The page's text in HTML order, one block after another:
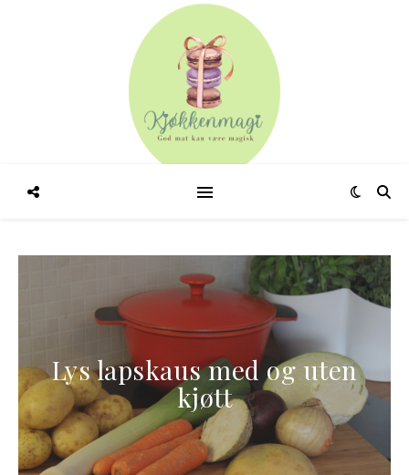
Kylling med smak av
middelhavet